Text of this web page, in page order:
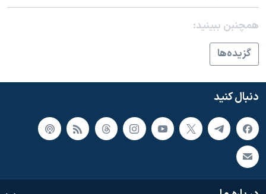
همچنبن ببینید:
گزيده‌ها
دنبال کنید